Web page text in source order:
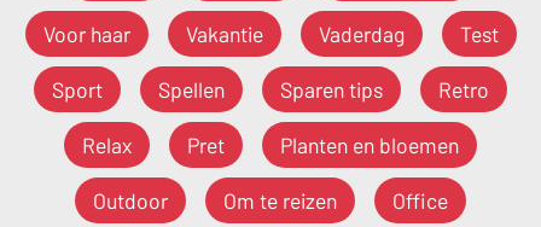
Voor haar Vakantie Vaderdag Test
Sport Spellen Sparen tips Retro
Relax Pret Planten en bloemen
Outdoor Om te reizen Office